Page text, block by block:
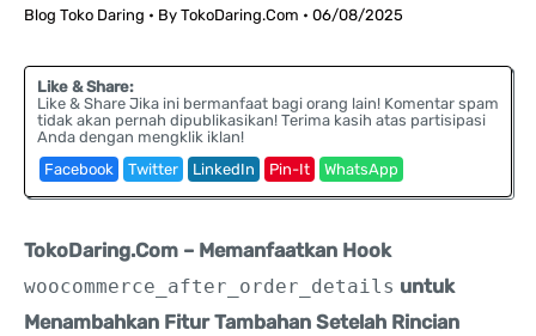
Blog Toko Daring • By TokoDaring.Com • 06/08/2025
Like & Share:
Like & Share Jika ini bermanfaat bagi orang lain! Komentar spam
tidak akan pernah dipublikasikan! Terima kasih atas partisipasi
Anda dengan mengklik iklan!
Facebook
Twitter LinkedIn Pin-It WhatsApp
TokoDaring.Com – Memanfaatkan Hook
woocommerce_after_order_details untuk
Menambahkan Fitur Tambahan Setelah Rincian